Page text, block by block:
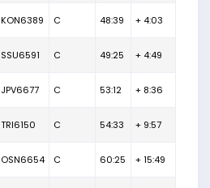
KON6389 C 48:39 + 4:03
SSU6591 C 49:25 + 4:49
JPV6677 C 53:12 + 8:36
TRI6150 C 54:33 + 9:57
OSN6654 C 60:25 + 15:49